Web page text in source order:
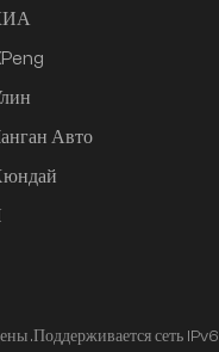
Авто
.Поддерживается сеть IPv6